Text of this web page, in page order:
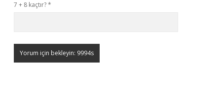
7 + 8 kaçtır?*